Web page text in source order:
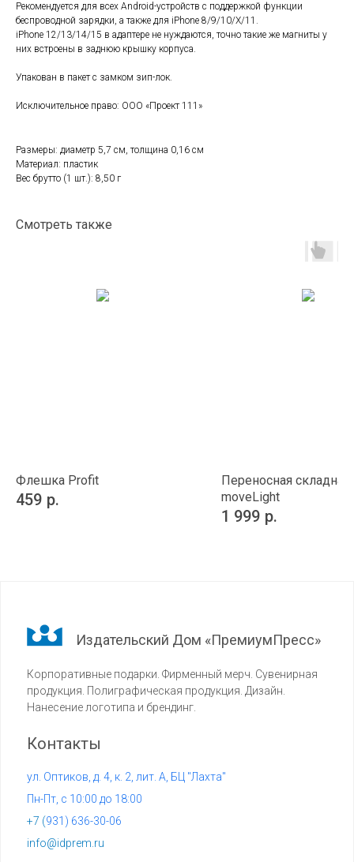
Рекомендуется для всех Android-устройств с поддержкой функции
беспроводной зарядки, а также для iPhone 8/9/10/X/11.
iPhone 12/13/14/15 в адаптере не нуждаются, точно такие же магниты у
них встроены в заднюю крышку корпуса.
Упакован в пакет с замком зип-лок.
Исключительное право: ООО «Проект 111»
Размеры: диаметр 5,7 см, толщина 0,16 см
Материал: пластик
Вес брутто (1 шт.): 8,50 г
Смотреть также
Флешка Profit
459 р.
Переносная
moveLight
1 999 р.
Издательский Дом «ПремиумПресс»
Корпоративные подарки. Фирменный мерч. Сувенирная
продукция. Полиграфическая продукция. Дизайн.
Нанесение логотипа и брендинг.
info@idprem.ru
Контакты
+7 (931) 636-30-06
ул. Оптиков, д. 4, к. 2, лит. А, БЦ "Лахта"
Пн-Пт, с 10:00 до 18:00